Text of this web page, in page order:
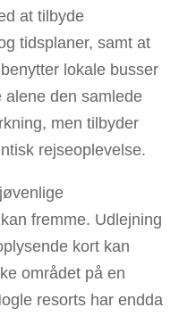
at tilbyde
tidsplaner, samt at
lokale busser
alene den samlede
men tilbyder
rejseoplevelse.
fremme. Udlejning
kort kan
området på en
resorts har endda